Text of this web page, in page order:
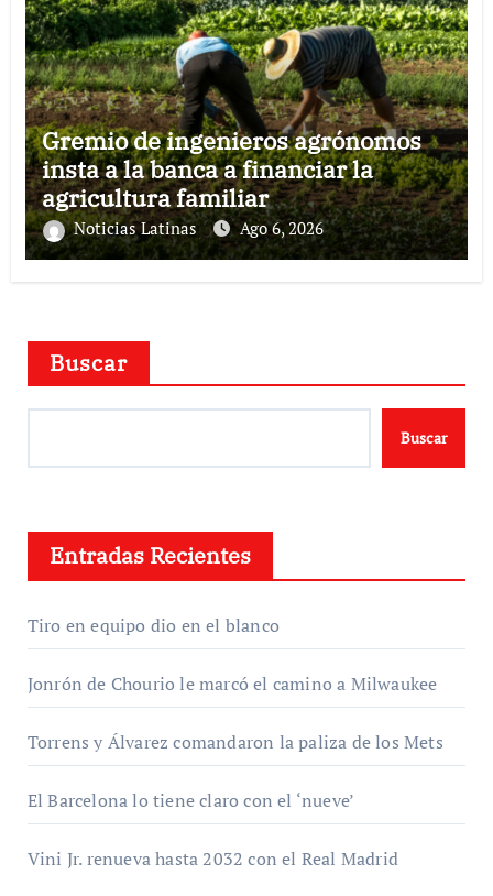
Gremio de ingenieros agrónomos
insta a la banca a financiar la
agricultura familiar
Noticias Latinas Ago 6, 2026
Buscar
Buscar
Entradas Recientes
Tiro en equipo dio en el blanco
Jonrón de Chourio le marcó el camino a Milwaukee
Torrens y Álvarez comandaron la paliza de los Mets
El Barcelona lo tiene claro con el ‘nueve’
Vini Jr. renueva hasta 2032 con el Real Madrid